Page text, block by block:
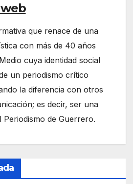
que renace de una
con más de 40 años
cuya identidad social
un periodismo crítico
la diferencia con otros
es decir, ser una
Periodismo de Guerrero.